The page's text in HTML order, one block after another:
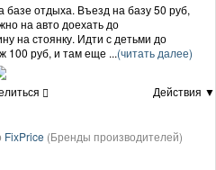
базе отдыха. Въезд на базу 50 руб,
на авто доехать до
на стоянку. Идти с детьми до
100 руб, и там еще ...(читать далее)
Действия ▼
FixPrice (Бренды производителей)